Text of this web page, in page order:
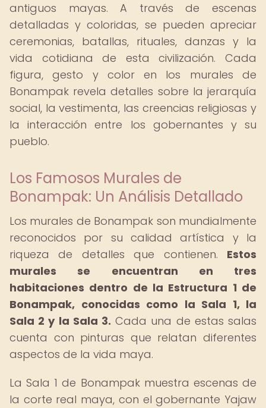
antiguos mayas. A través de escenas
detalladas y coloridas, se pueden apreciar
ceremonias, batallas, rituales, danzas y la
vida cotidiana de esta civilización. Cada
figura, gesto y color en los murales de
Bonampak revela detalles sobre la jerarquía
social, la vestimenta, las creencias religiosas y
la interacción entre los gobernantes y su
pueblo.
Los Famosos Murales de
Bonampak: Un Análisis Detallado
Los murales de Bonampak son mundialmente
reconocidos por su calidad artística y la
riqueza de detalles que contienen. Estos
murales se encuentran en tres
habitaciones dentro de la Estructura 1 de
Bonampak, conocidas como la Sala 1, la
Sala 2 y la Sala 3. Cada una de estas salas
cuenta con pinturas que relatan diferentes
aspectos de la vida maya.
La Sala 1 de Bonampak muestra escenas de
la corte real maya, con el gobernante Yajaw